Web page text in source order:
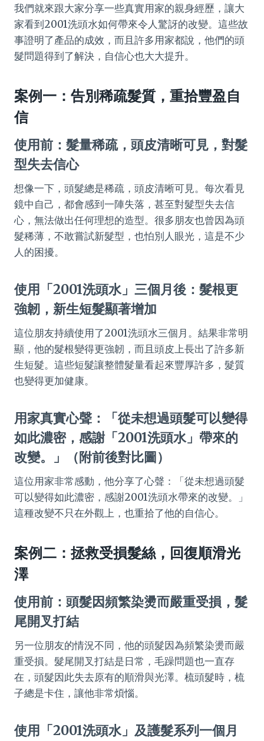
我們就來跟大家分享一些真實用家的親身經歷，讓大
家看到2001洗頭水如何帶來令人驚訝的改變。這些故
事證明了產品的成效，而且許多用家都說，他們的頭
髮問題得到了解決，自信心也大大提升。
案例一：告別稀疏髮質，重拾豐盈自
信
使用前：髮量稀疏，頭皮清晰可見，對髮
型失去信心
想像一下，頭髮總是稀疏，頭皮清晰可見。每次看見
鏡中自己，都會感到一陣失落，甚至對髮型失去信
心，無法做出任何理想的造型。很多朋友也曾因為頭
髮稀薄，不敢嘗試新髮型，也怕別人眼光，這是不少
人的困擾。
使用「2001洗頭水」三個月後：髮根更
強韌，新生短髮顯著增加
這位朋友持續使用了2001洗頭水三個月。結果非常明
顯，他的髮根變得更強韌，而且頭皮上長出了許多新
生短髮。這些短髮讓整體髮量看起來豐厚許多，髮質
也變得更加健康。
用家真實心聲：「從未想過頭髮可以變得
如此濃密，感謝「2001洗頭水」帶來的
改變。」（附前後對比圖）
這位用家非常感動，他分享了心聲：「從未想過頭髮
可以變得如此濃密，感謝2001洗頭水帶來的改變。」
這種改變不只在外觀上，也重拾了他的自信心。
案例二：拯救受損髮絲，回復順滑光
澤
使用前：頭髮因頻繁染燙而嚴重受損，髮
尾開叉打結
另一位朋友的情況不同，他的頭髮因為頻繁染燙而嚴
重受損。髮尾開叉打結是日常，毛躁問題也一直存
在，頭髮因此失去原有的順滑與光澤。梳頭髮時，梳
子總是卡住，讓他非常煩惱。
使用「2001洗頭水」及護髮系列一個月